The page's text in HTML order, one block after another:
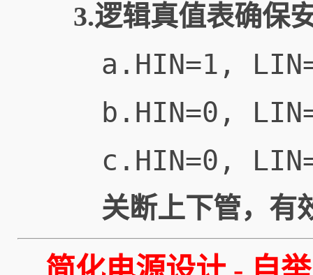
3.逻辑真值表确保
a.HIN=1,
b.HIN=0,
c.HIN=0,
关断上下管，有